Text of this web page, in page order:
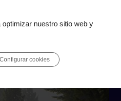
nuestro sitio web y
Configurar cookies